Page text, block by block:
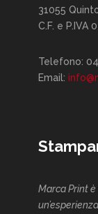
31055
C.F. e P.IVA
Telefono:
Email:
Marca Print è